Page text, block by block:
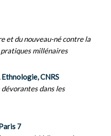
et du nouveau-né contre la
millénaires
CNRS
dévorantes dans les
7